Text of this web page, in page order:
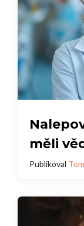
měli
Publikoval